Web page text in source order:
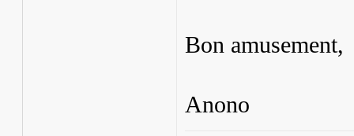
Bon amusement,
Anono